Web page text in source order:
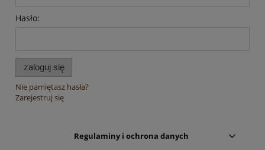
Hasło:
zaloguj się
Nie pamiętasz hasła?
Zarejestruj się
Regulaminy i ochrona danych